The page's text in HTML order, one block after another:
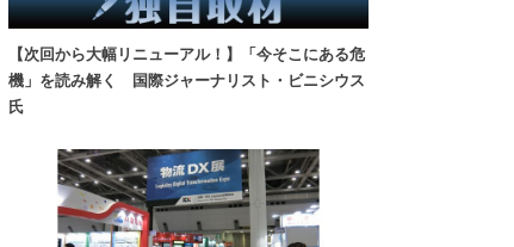
【次回から大幅リニューアル！】「今そこにある危
機」を読み解く 国際ジャーナリスト・ビニシウス
氏